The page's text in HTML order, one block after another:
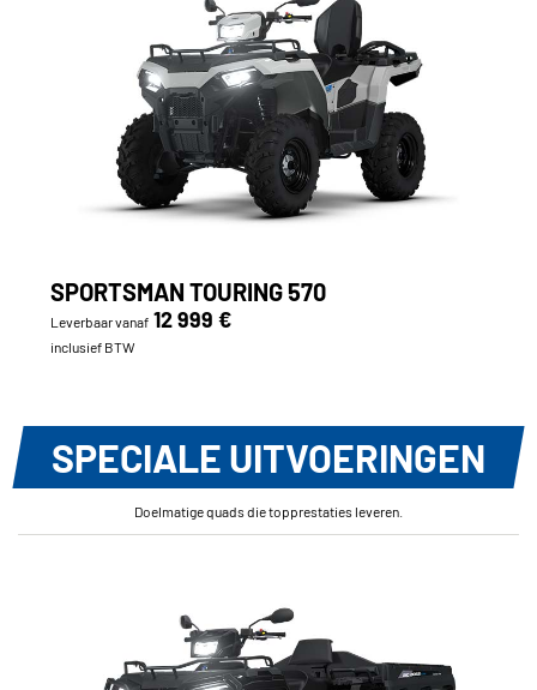
SPORTSMAN TOURING 570
Leverbaar vanaf 12 999 €
inclusief BTW
SPECIALE UITVOERINGEN
Doelmatige quads die topprestaties leveren.